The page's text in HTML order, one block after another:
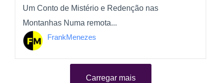
Um Conto de Mistério e Redenção nas
Montanhas Numa remota...
FrankMenezes
Carregar mais